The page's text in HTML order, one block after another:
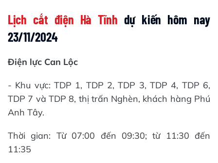
Lịch cắt điện Hà Tĩnh dự kiến hôm nay
23/11/2024
Điện lực Can Lộc
- Khu vực: TDP 1, TDP 2, TDP 3, TDP 4, TDP 6,
TDP 7 và TDP 8, thị trấn Nghèn, khách hàng Phú
Anh Tây.
Thời gian: Từ 07:00 đến 09:30; từ 11:30 đến
11:35